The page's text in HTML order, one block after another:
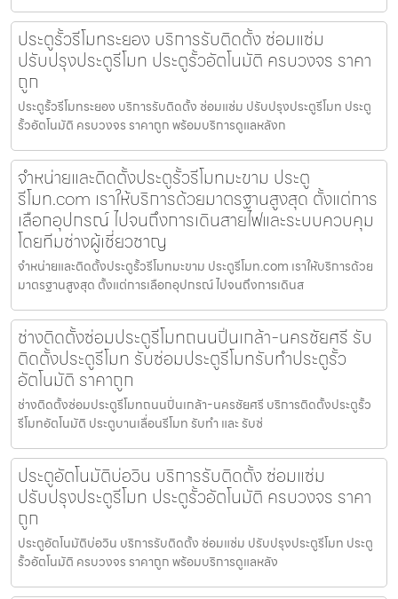
ประตูรั้วรีโมทระยอง บริการรับติดตั้ง ซ่อมแซ่ม
ปรับปรุงประตูรีโมท ประตูรั้วอัตโนมัติ ครบวงจร ราคา
ถูก
ประตูรั้วรีโมทระยอง บริการรับติดตั้ง ซ่อมแซ่ม ปรับปรุงประตูรีโมท ประตู
รั้วอัตโนมัติ ครบวงจร ราคาถูก พร้อมบริการดูแลหลังก
จำหน่ายและติดตั้งประตูรั้วรีโมทมะขาม ประตู
รีโมท.com เราให้บริการด้วยมาตรฐานสูงสุด ตั้งแต่การ
เลือกอุปกรณ์ ไปจนถึงการเดินสายไฟและระบบควบคุม
โดยทีมช่างผู้เชี่ยวชาญ
จำหน่ายและติดตั้งประตูรั้วรีโมทมะขาม ประตูรีโมท.com เราให้บริการด้วย
มาตรฐานสูงสุด ตั้งแต่การเลือกอุปกรณ์ ไปจนถึงการเดินส
ช่างติดตั้งซ่อมประตูรีโมทถนนปิ่นเกล้า-นครชัยศรี รับ
ติดตั้งประตูรีโมท รับซ่อมประตูรีโมทรับทำประตูรั้ว
อัตโนมัติ ราคาถูก
ช่างติดตั้งซ่อมประตูรีโมทถนนปิ่นเกล้า-นครชัยศรี บริการติดตั้งประตูรั้ว
รีโมทอัตโนมัติ ประตูบานเลื่อนรีโมท รับทำ และ รับซ่
ประตูอัตโนมัติบ่อวิน บริการรับติดตั้ง ซ่อมแซ่ม
ปรับปรุงประตูรีโมท ประตูรั้วอัตโนมัติ ครบวงจร ราคา
ถูก
ประตูอัตโนมัติบ่อวิน บริการรับติดตั้ง ซ่อมแซ่ม ปรับปรุงประตูรีโมท ประตู
รั้วอัตโนมัติ ครบวงจร ราคาถูก พร้อมบริการดูแลหลัง